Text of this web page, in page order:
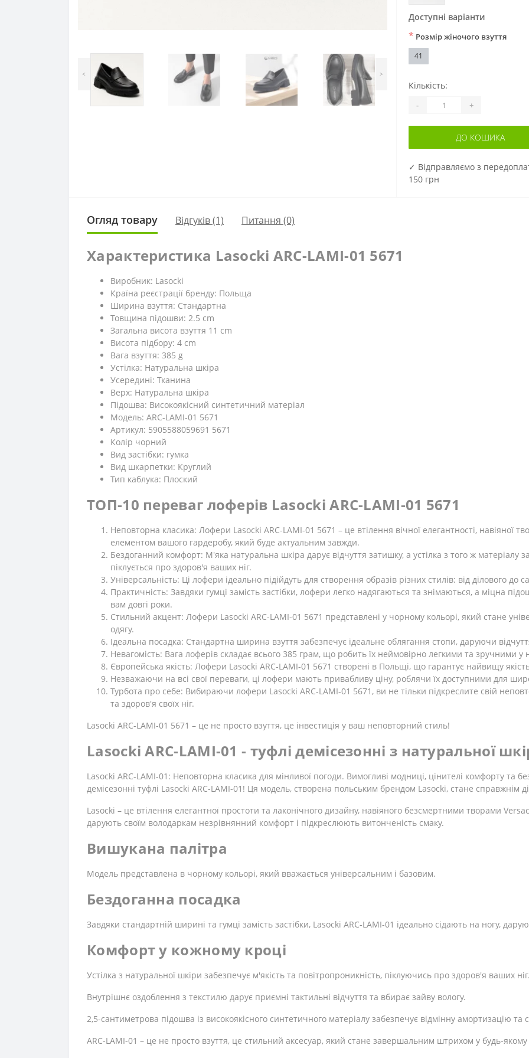
< >
Доступні варіанти
* Розмір жіночого взуття
41
Кількість:
- +
ДО КОШИКА
✓ Відправляємо з
150 грн
Огляд товару Відгуків (1) Питання (0)
Характеристика Lasocki ARC-LAMI-01 5671
Виробник: Lasocki
Країна реєстрації бренду: Польща
Ширина взуття: Стандартна
Товщина підошви: 2.5 cm
Загальна висота взуття 11 cm
Висота підбору: 4 cm
Вага взуття: 385 g
Устілка: Натуральна шкіра
Усередині: Тканина
Верх: Натуральна шкіра
Підошва: Високоякісний синтетичний матеріал
Модель: ARC-LAMI-01 5671
Артикул: 5905588059691 5671
Колір чорний
Вид застібки: гумка
Вид шкарпетки: Круглий
Тип каблука: Плоский
ТОП-10 переваг лоферів Lasocki ARC-LAMI-01 5671
Неповторна класика: Лофери Lasocki ARC-LAMI-01 5671 – це втілення вічної елегантності, навіяної
елементом вашого гардеробу, який буде актуальним завжди.
Бездоганний комфорт: М'яка натуральна шкіра дарує відчуття затишку, а устілка з того ж матеріалу
піклується про здоров'я ваших ніг.
Універсальність: Ці лофери ідеально підійдуть для створення образів різних стилів: від ділового до
Практичність: Завдяки гумці замість застібки, лофери легко надягаються та знімаються, а міцна
вам довгі роки.
Стильний акцент: Лофери Lasocki ARC-LAMI-01 5671 представлені у чорному кольорі, який стане
одягу.
Ідеальна посадка: Стандартна ширина взуття забезпечує ідеальне облягання стопи, даруючи
Невагомість: Вага лоферів складає всього 385 грам, що робить їх неймовірно легкими та зручними у
Європейська якість: Лофери Lasocki ARC-LAMI-01 5671 створені в Польщі, що гарантує найвищу
Незважаючи на всі свої переваги, ці лофери мають привабливу ціну, роблячи їх доступними для
Турбота про себе: Вибираючи лофери Lasocki ARC-LAMI-01 5671, ви не тільки підкреслите свій
та здоров'я своїх ніг.
Lasocki ARC-LAMI-01 5671 – це не просто взуття, це інвестиція у ваш неповторний стиль!
Lasocki ARC-LAMI-01 - туфлі демісезонні з натуральної
Lasocki ARC-LAMI-01: Неповторна класика для мінливої ​​погоди. Вимогливі модниці, цінителі комфорту та
демісезонні туфлі Lasocki ARC-LAMI-01! Ця модель, створена польським брендом Lasocki, стане справжнім
Lasocki – це втілення елегантної простоти та лаконічного дизайну, навіяного безсмертними творами
дарують своїм володаркам незрівнянний комфорт і підкреслюють витонченість смаку.
Вишукана палітра
Модель представлена ​​в чорному кольорі, який вважається універсальним і базовим.
Бездоганна посадка
Завдяки стандартній ширині та гумці замість застібки, Lasocki ARC-LAMI-01 ідеально сідають на ногу,
Комфорт у кожному кроці
Устілка з натуральної шкіри забезпечує м'якість та повітропроникність, піклуючись про здоров'я ваших
Внутрішнє оздоблення з текстилю дарує приємні тактильні відчуття та вбирає зайву вологу.
2,5-сантиметрова підошва із високоякісного синтетичного матеріалу забезпечує відмінну амортизацію та
ARC-LAMI-01 – це не просто взуття, це стильний аксесуар, який стане завершальним штрихом у будь-якому